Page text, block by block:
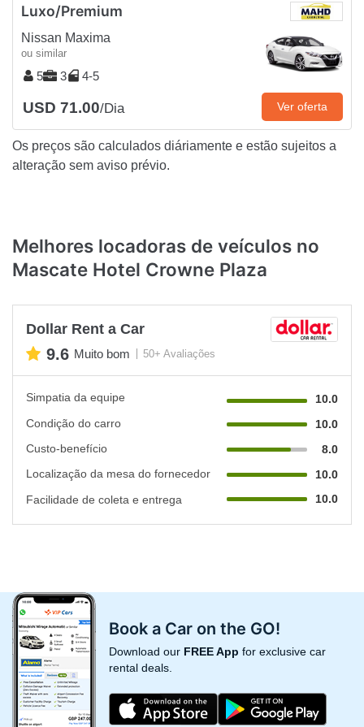
Luxo/Premium
Nissan Maxima
ou similar
5 3 4-5
USD 71.00/Dia Ver oferta
Os preços são calculados diáriamente e estão sujeitos a
alteração sem aviso prévio.
Melhores locadoras de veículos no
Mascate Hotel Crowne Plaza
Dollar Rent a Car
9.6 Muito bom 50+ Avaliações
Simpatia da equipe
10.0
Condição do carro
10.0
Custo-benefício
8.0
Localização da mesa do fornecedor
10.0
Facilidade de coleta e entrega
10.0
Book a Car on the GO!
Download our FREE App for exclusive car
rental deals.